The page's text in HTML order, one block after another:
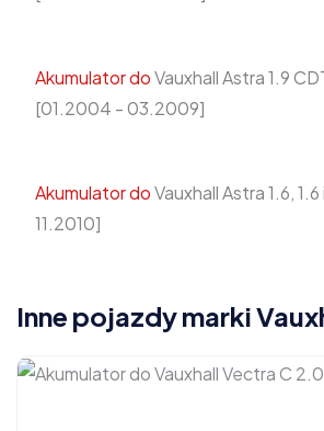
Akumulator doVauxhall Astra 1.9
[01.2004 - 03.2009]
Akumulator doVauxhall Astra 1.6,
11.2010]
Inne pojazdy marki